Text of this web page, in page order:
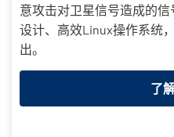
意攻击对卫星信号造成的
设计、高效Linux操作系统
出。
了